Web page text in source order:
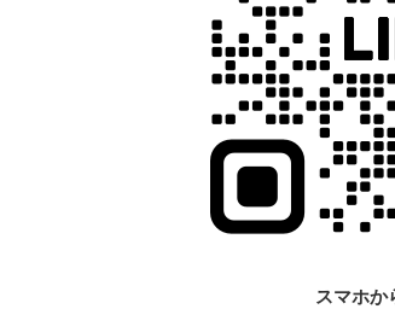
スマホか